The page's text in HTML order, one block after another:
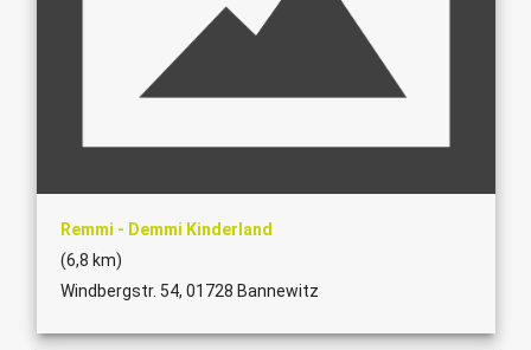
Remmi - Demmi Kinderland
(6,8 km)
Windbergstr. 54, 01728 Bannewitz